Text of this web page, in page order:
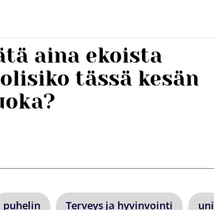
aina ekoista
tässä kesän
puhelin Terveys ja hyvinvointi uni